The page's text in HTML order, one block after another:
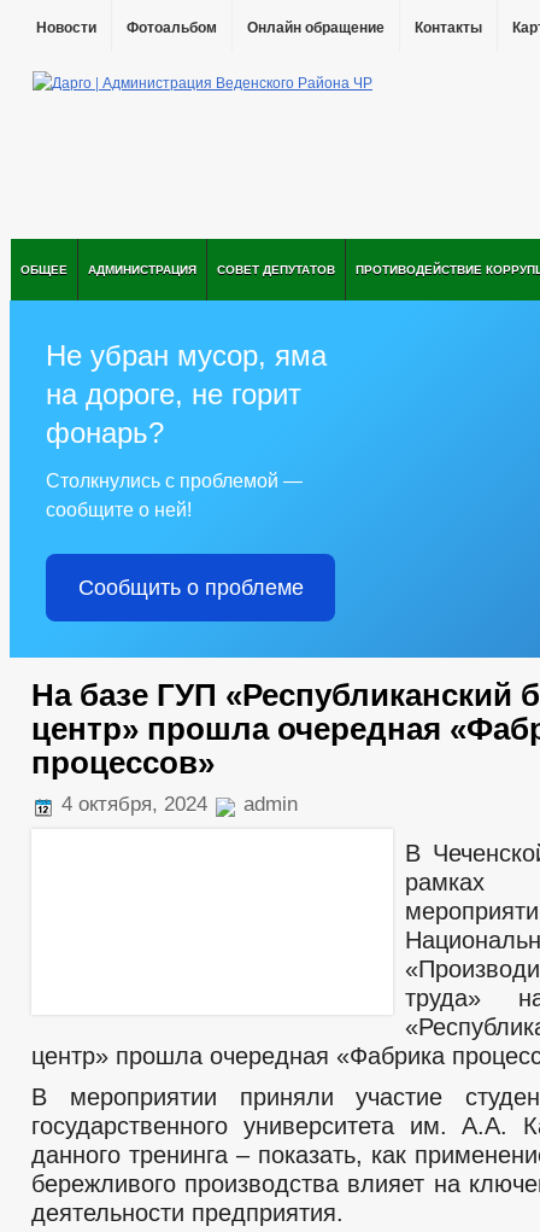
Новости Фотоальбом Онлайн обращение Контакты
ОБЩЕЕ АДМИНИСТРАЦИЯ СОВЕТ ДЕПУТАТОВ ПРОТИВОДЕЙСТВИЕ
Не убран мусор, яма
на дороге, не горит
фонарь?
Столкнулись с проблемой —
сообщите о ней!
Сообщить о проблеме
На базе ГУП «Республиканский
центр» прошла очередная
процессов»
4 октября, 2024 admin
В
рамках
труда»
центр» прошла очередная «Фабрика
В мероприятии приняли участие
государственного университета им. А.А.
данного тренинга – показать, как
бережливого производства влияет на
деятельности предприятия.